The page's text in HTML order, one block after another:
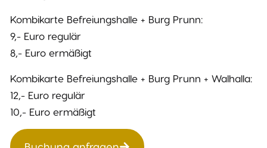
Kombikarte Befreiungshalle + Burg Prunn:
9,- Euro regulär
8,- Euro ermäßigt
Kombikarte Befreiungshalle + Burg Prunn + Walhalla:
12,- Euro regulär
10,- Euro ermäßigt